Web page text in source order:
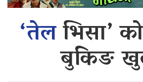
‘तेलभिसा’
बुकिङ